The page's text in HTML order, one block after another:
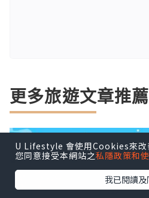
更多旅遊文章推薦
U Lifestyle 會使用Cookies來改
您同意接受本網站之私隱政策和
我已閱讀及